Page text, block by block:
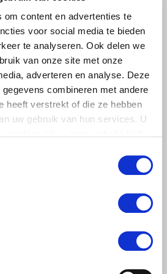
om content en advertenties te
voor social media te bieden
te analyseren. Ook delen we
van onze site met onze
adverteren en analyse. Deze
combineren met andere
heeft verstrekt of die ze hebben
uw gebruik van hun services. U
(JA21)